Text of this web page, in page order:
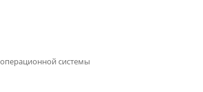
системы